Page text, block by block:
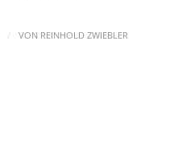
/ VON REINHOLD ZWIEBLER